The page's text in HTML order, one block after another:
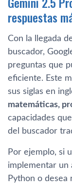
respuestas
Con la llegada
buscador,
preguntas que
eficiente. Este
sus siglas en
matemáticas,
capacidades
del buscador
Por ejemplo, si
implementar un
Python o desea